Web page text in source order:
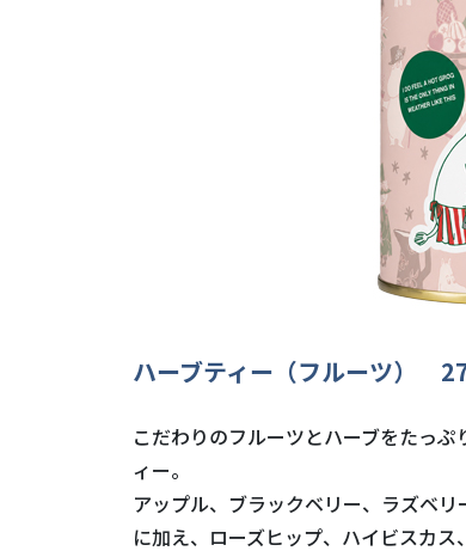
ハーブティー（フルーツ）
こだわりのフルーツとハーブをたっ
ィー。
アップル、ブラックベリー、ラズベ
に加え、ローズヒップ、ハイビスカス